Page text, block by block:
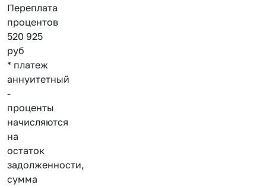
Переплата
процентов
520 925
руб
* платеж
аннуитетный
-
проценты
начисляются
на
остаток
задолженности,
сумма